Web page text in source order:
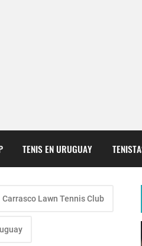
TENIS EN URUGUAY
Carrasco Lawn Tennis Club